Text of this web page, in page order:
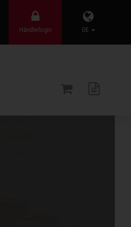
DE
Händlerlogin